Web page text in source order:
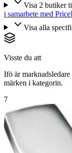
Visa 2 butiker
i samarbete med
Visa alla
Visste du att
Ifö är
märken i kategorin.
7